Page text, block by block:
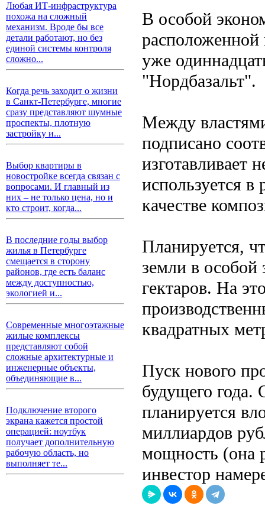
Любая ИТ-инфраструктура
похожа на сложный
механизм. Вроде бы все
детали работают, но без
единой системы контроля
сложно...
Когда речь заходит о жизни
в Санкт-Петербурге, многие
сразу представляют шумные
проспекты, плотную
застройку и...
Выбор квартиры в
новостройке всегда связан с
вопросами. И главный из
них – не только цена, но и
кто строит, когда...
В последние годы выбор
жилья в Петербурге
смещается в сторону
районов, где есть баланс
между доступностью,
экологией и...
Современные многоэтажные
жилые комплексы
представляют собой
сложные архитектурные и
инженерные объекты,
объединяющие в...
Подключение второго
экрана кажется простой
операцией: ноутбук
получает дополнительную
рабочую область, но
выполняет те...
В особой
расположенной
уже
"Нордбазальт".
Между
подписано
изготавливает
используется
качестве
Планируется,
земли в особой
гектаров. На
квадратных
Пуск нового
будущего года.
планируется
миллиардов
мощность (она
инвестор